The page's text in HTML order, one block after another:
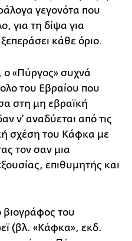
γεγονότα που
για τη δίψα για
κάθε όριο.
«Πύργος» συχνά
του Εβραίου που
στη μη εβραϊκή
ν’ αναδύεται από τις
σχέση του Κάφκα με
τον σαν μια
επιθυμητής και
του
(βλ. «Κάφκα», εκδ.